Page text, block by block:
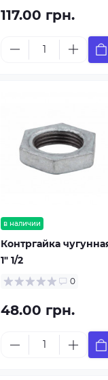
117.00 грн.
в наличии
Контргайка
1" 1/2
0
48.00 грн.